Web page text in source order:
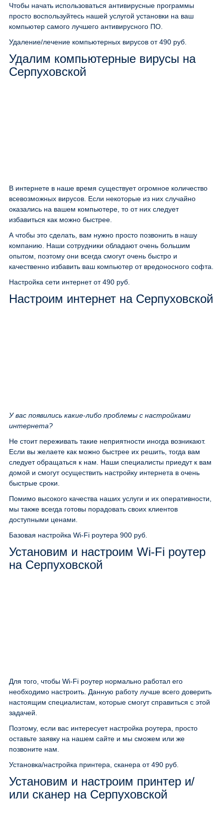
Чтобы начать использоваться антивирусные программы
просто воспользуйтесь нашей услугой установки на ваш
компьютер самого лучшего антивирусного ПО.
Удаление/лечение компьютерных вирусов от 490 руб.
Удалим компьютерные вирусы на
Серпуховской
В интернете в наше время существует огромное количество
всевозможных вирусов. Если некоторые из них случайно
оказались на вашем компьютере, то от них следует
избавиться как можно быстрее.
А чтобы это сделать, вам нужно просто позвонить в нашу
компанию. Наши сотрудники обладают очень большим
опытом, поэтому они всегда смогут очень быстро и
качественно избавить ваш компьютер от вредоносного софта.
Настройка сети интернет от 490 руб.
Настроим интернет на Серпуховской
У вас появились какие-либо проблемы с настройками
интернета?
Не стоит переживать такие неприятности иногда возникают.
Если вы желаете как можно быстрее их решить, тогда вам
следует обращаться к нам. Наши специалисты приедут к вам
домой и смогут осуществить настройку интернета в очень
быстрые сроки.
Помимо высокого качества наших услуги и их оперативности,
мы также всегда готовы порадовать своих клиентов
доступными ценами.
Базовая настройка Wi-Fi роутера 900 руб.
Установим и настроим Wi-Fi роутер
на Серпуховской
Для того, чтобы Wi-Fi роутер нормально работал его
необходимо настроить. Данную работу лучше всего доверить
настоящим специалистам, которые смогут справиться с этой
задачей.
Поэтому, если вас интересует настройка роутера, просто
оставьте заявку на нашем сайте и мы сможем или же
позвоните нам.
Установка/настройка принтера, сканера от 490 руб.
Установим и настроим принтер и/
или сканер на Серпуховской